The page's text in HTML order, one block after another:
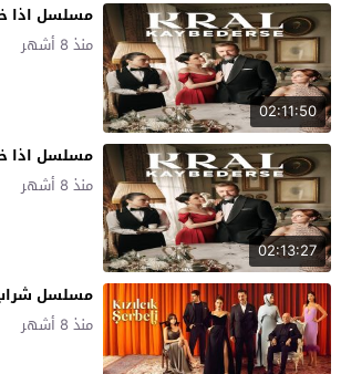
02:11:50
مسلسل اذا
منذ 8 أشهر
02:13:27
مسلسل اذا
منذ 8 أشهر
مسلسل شراب
منذ 8 أشهر